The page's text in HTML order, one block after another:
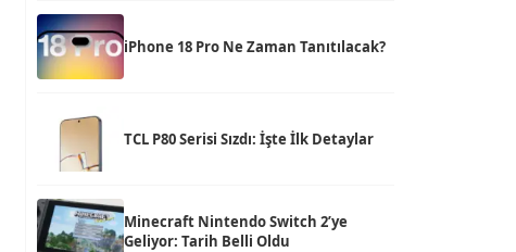
iPhone 18 Pro Ne Zaman Tanıtılacak?
TCL P80 Serisi Sızdı: İşte İlk Detaylar
Minecraft Nintendo Switch 2’ye
Geliyor: Tarih Belli Oldu